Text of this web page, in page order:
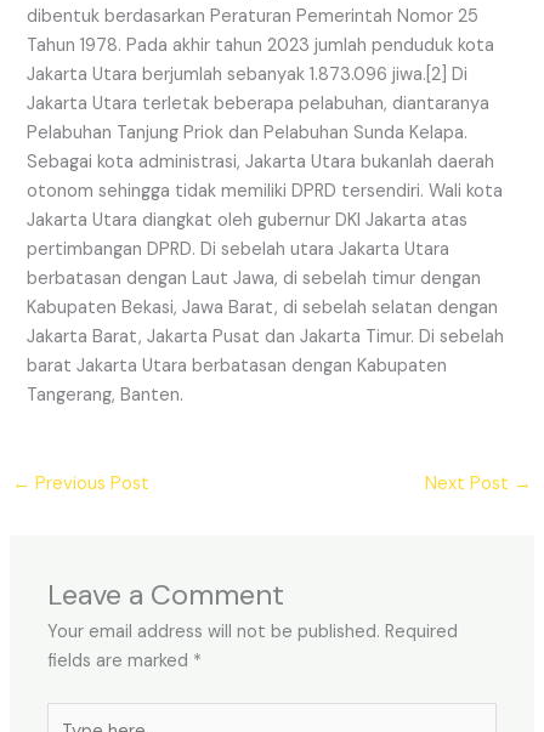
dibentuk berdasarkan Peraturan Pemerintah Nomor 25
Tahun 1978. Pada akhir tahun 2023 jumlah penduduk kota
Jakarta Utara berjumlah sebanyak 1.873.096 jiwa.[2] Di
Jakarta Utara terletak beberapa pelabuhan, diantaranya
Pelabuhan Tanjung Priok dan Pelabuhan Sunda Kelapa.
Sebagai kota administrasi, Jakarta Utara bukanlah daerah
otonom sehingga tidak memiliki DPRD tersendiri. Wali kota
Jakarta Utara diangkat oleh gubernur DKI Jakarta atas
pertimbangan DPRD. Di sebelah utara Jakarta Utara
berbatasan dengan Laut Jawa, di sebelah timur dengan
Kabupaten Bekasi, Jawa Barat, di sebelah selatan dengan
Jakarta Barat, Jakarta Pusat dan Jakarta Timur. Di sebelah
barat Jakarta Utara berbatasan dengan Kabupaten
Tangerang, Banten.
← Previous Post Next Post →
Leave a Comment
Your email address will not be published. Required
fields are marked *